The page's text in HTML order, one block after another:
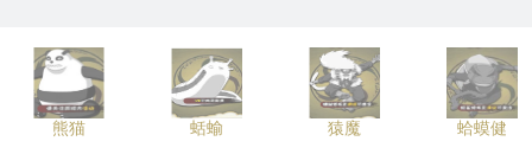
熊猫 蛞蝓 猿魔 蛤蟆健